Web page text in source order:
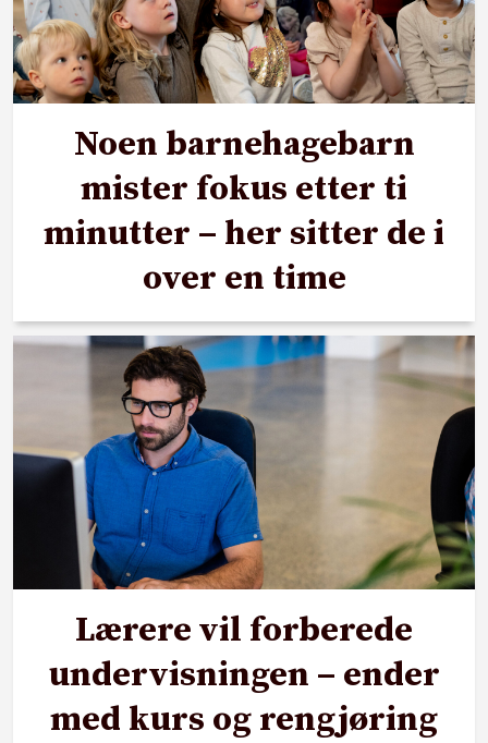
Noen barnehagebarn
mister fokus etter ti
minutter – her sitter de i
over en time
Lærere vil forberede
undervisningen – ender
med kurs og rengjøring